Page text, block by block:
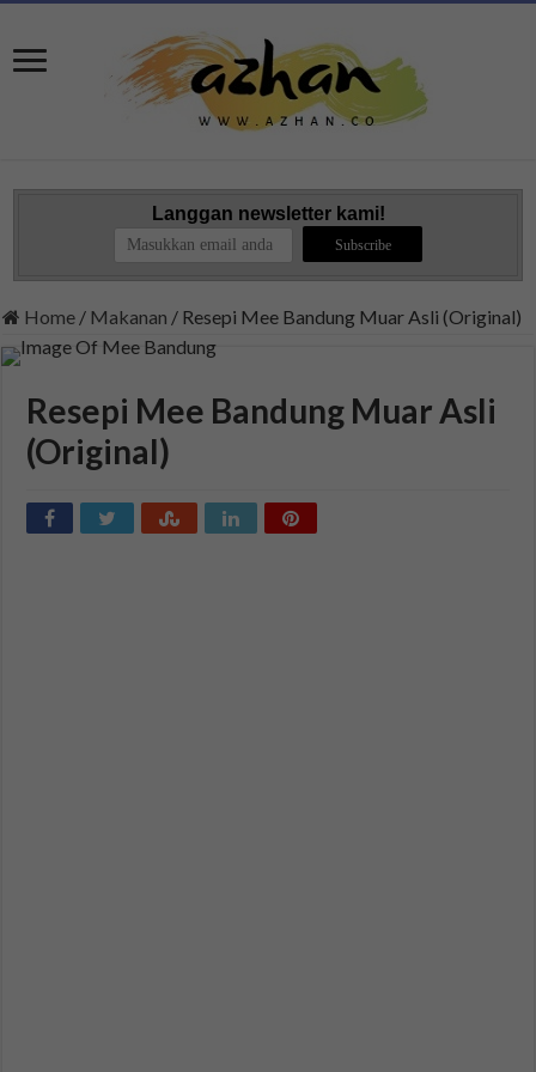
Langgan newsletter kami!
Home / Makanan / Resepi Mee Bandung Muar Asli (Original)
Resepi Mee Bandung Muar Asli
(Original)